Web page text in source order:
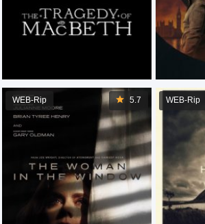
WEB-Rip
5.7
WEB-Rip